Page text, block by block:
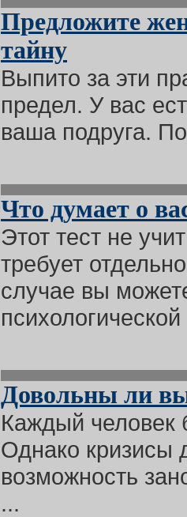
Предложите
тайну
Выпито за эти
предел. У вас
ваша подруга.
Что думает о
Этот тест не
требует
случае вы
Довольны ли
Каждый человек
Однако кризисы
возможность
...